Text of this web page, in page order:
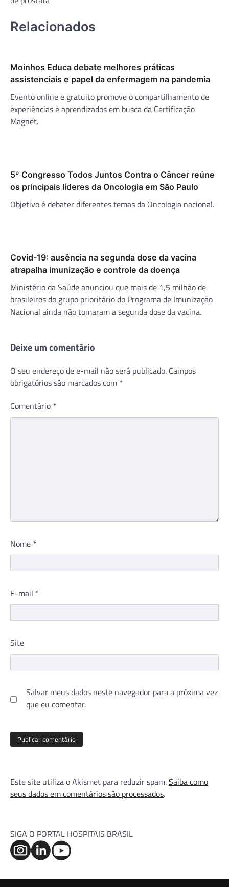
Relacionados
Moinhos Educa debate melhores práticas
assistenciais e papel da enfermagem na pandemia
Evento online e gratuito promove o compartilhamento de
experiências e aprendizados em busca da Certificação
Magnet.
5º Congresso Todos Juntos Contra o Câncer reúne
os principais líderes da Oncologia em São Paulo
Objetivo é debater diferentes temas da Oncologia nacional.
Covid-19: ausência na segunda dose da vacina
atrapalha imunização e controle da doença
Ministério da Saúde anunciou que mais de 1,5 milhão de
brasileiros do grupo prioritário do Programa de Imunização
Nacional ainda não tomaram a segunda dose da vacina.
Deixe um comentário
O seu endereço de e-mail não será publicado. Campos
obrigatórios são marcados com *
Comentário *
Nome *
E-mail *
Site
Salvar meus dados neste navegador para a próxima vez
que eu comentar.
Este site utiliza o Akismet para reduzir spam.Saiba como
seus dados em comentários são processados.
SIGA O PORTAL HOSPITAIS BRASIL